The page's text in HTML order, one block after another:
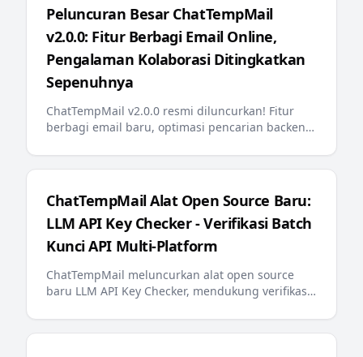
Peluncuran Besar ChatTempMail
v2.0.0: Fitur Berbagi Email Online,
Pengalaman Kolaborasi Ditingkatkan
Sepenuhnya
ChatTempMail v2.0.0 resmi diluncurkan! Fitur
berbagi email baru, optimasi pencarian backend,
multibahasa, llms.txt ramah AI, dan pembaruan
sementara yang lebih cerdas dan nyaman
kepada pengguna
ChatTempMail Alat Open Source Baru:
LLM API Key Checker - Verifikasi Batch
Kunci API Multi-Platform
ChatTempMail meluncurkan alat open source
baru LLM API Key Checker, mendukung verifikasi
kueri saldo, dan tampilan progres real-time